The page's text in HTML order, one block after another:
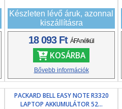
Készleten lévő áruk, azonnal
kiszállításra
18 093 FtÁFA nélkül
KOSÁRBA
Bővebb információk
PACKARD BELL EASY NOTE R3320
LAPTOP AKKUMULÁTOR 52...